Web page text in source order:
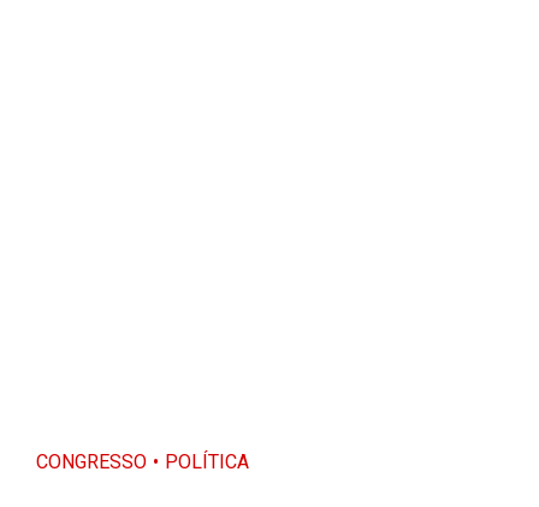
CONGRESSO POLÍTICA